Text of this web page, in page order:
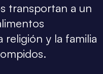
transportan a un
y la familia